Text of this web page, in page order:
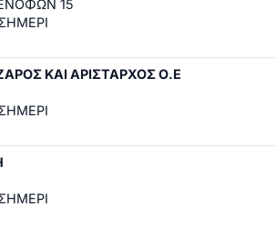
15
ΚΑΙ ΑΡΙΣΤΑΡΧΟΣ Ο.Ε